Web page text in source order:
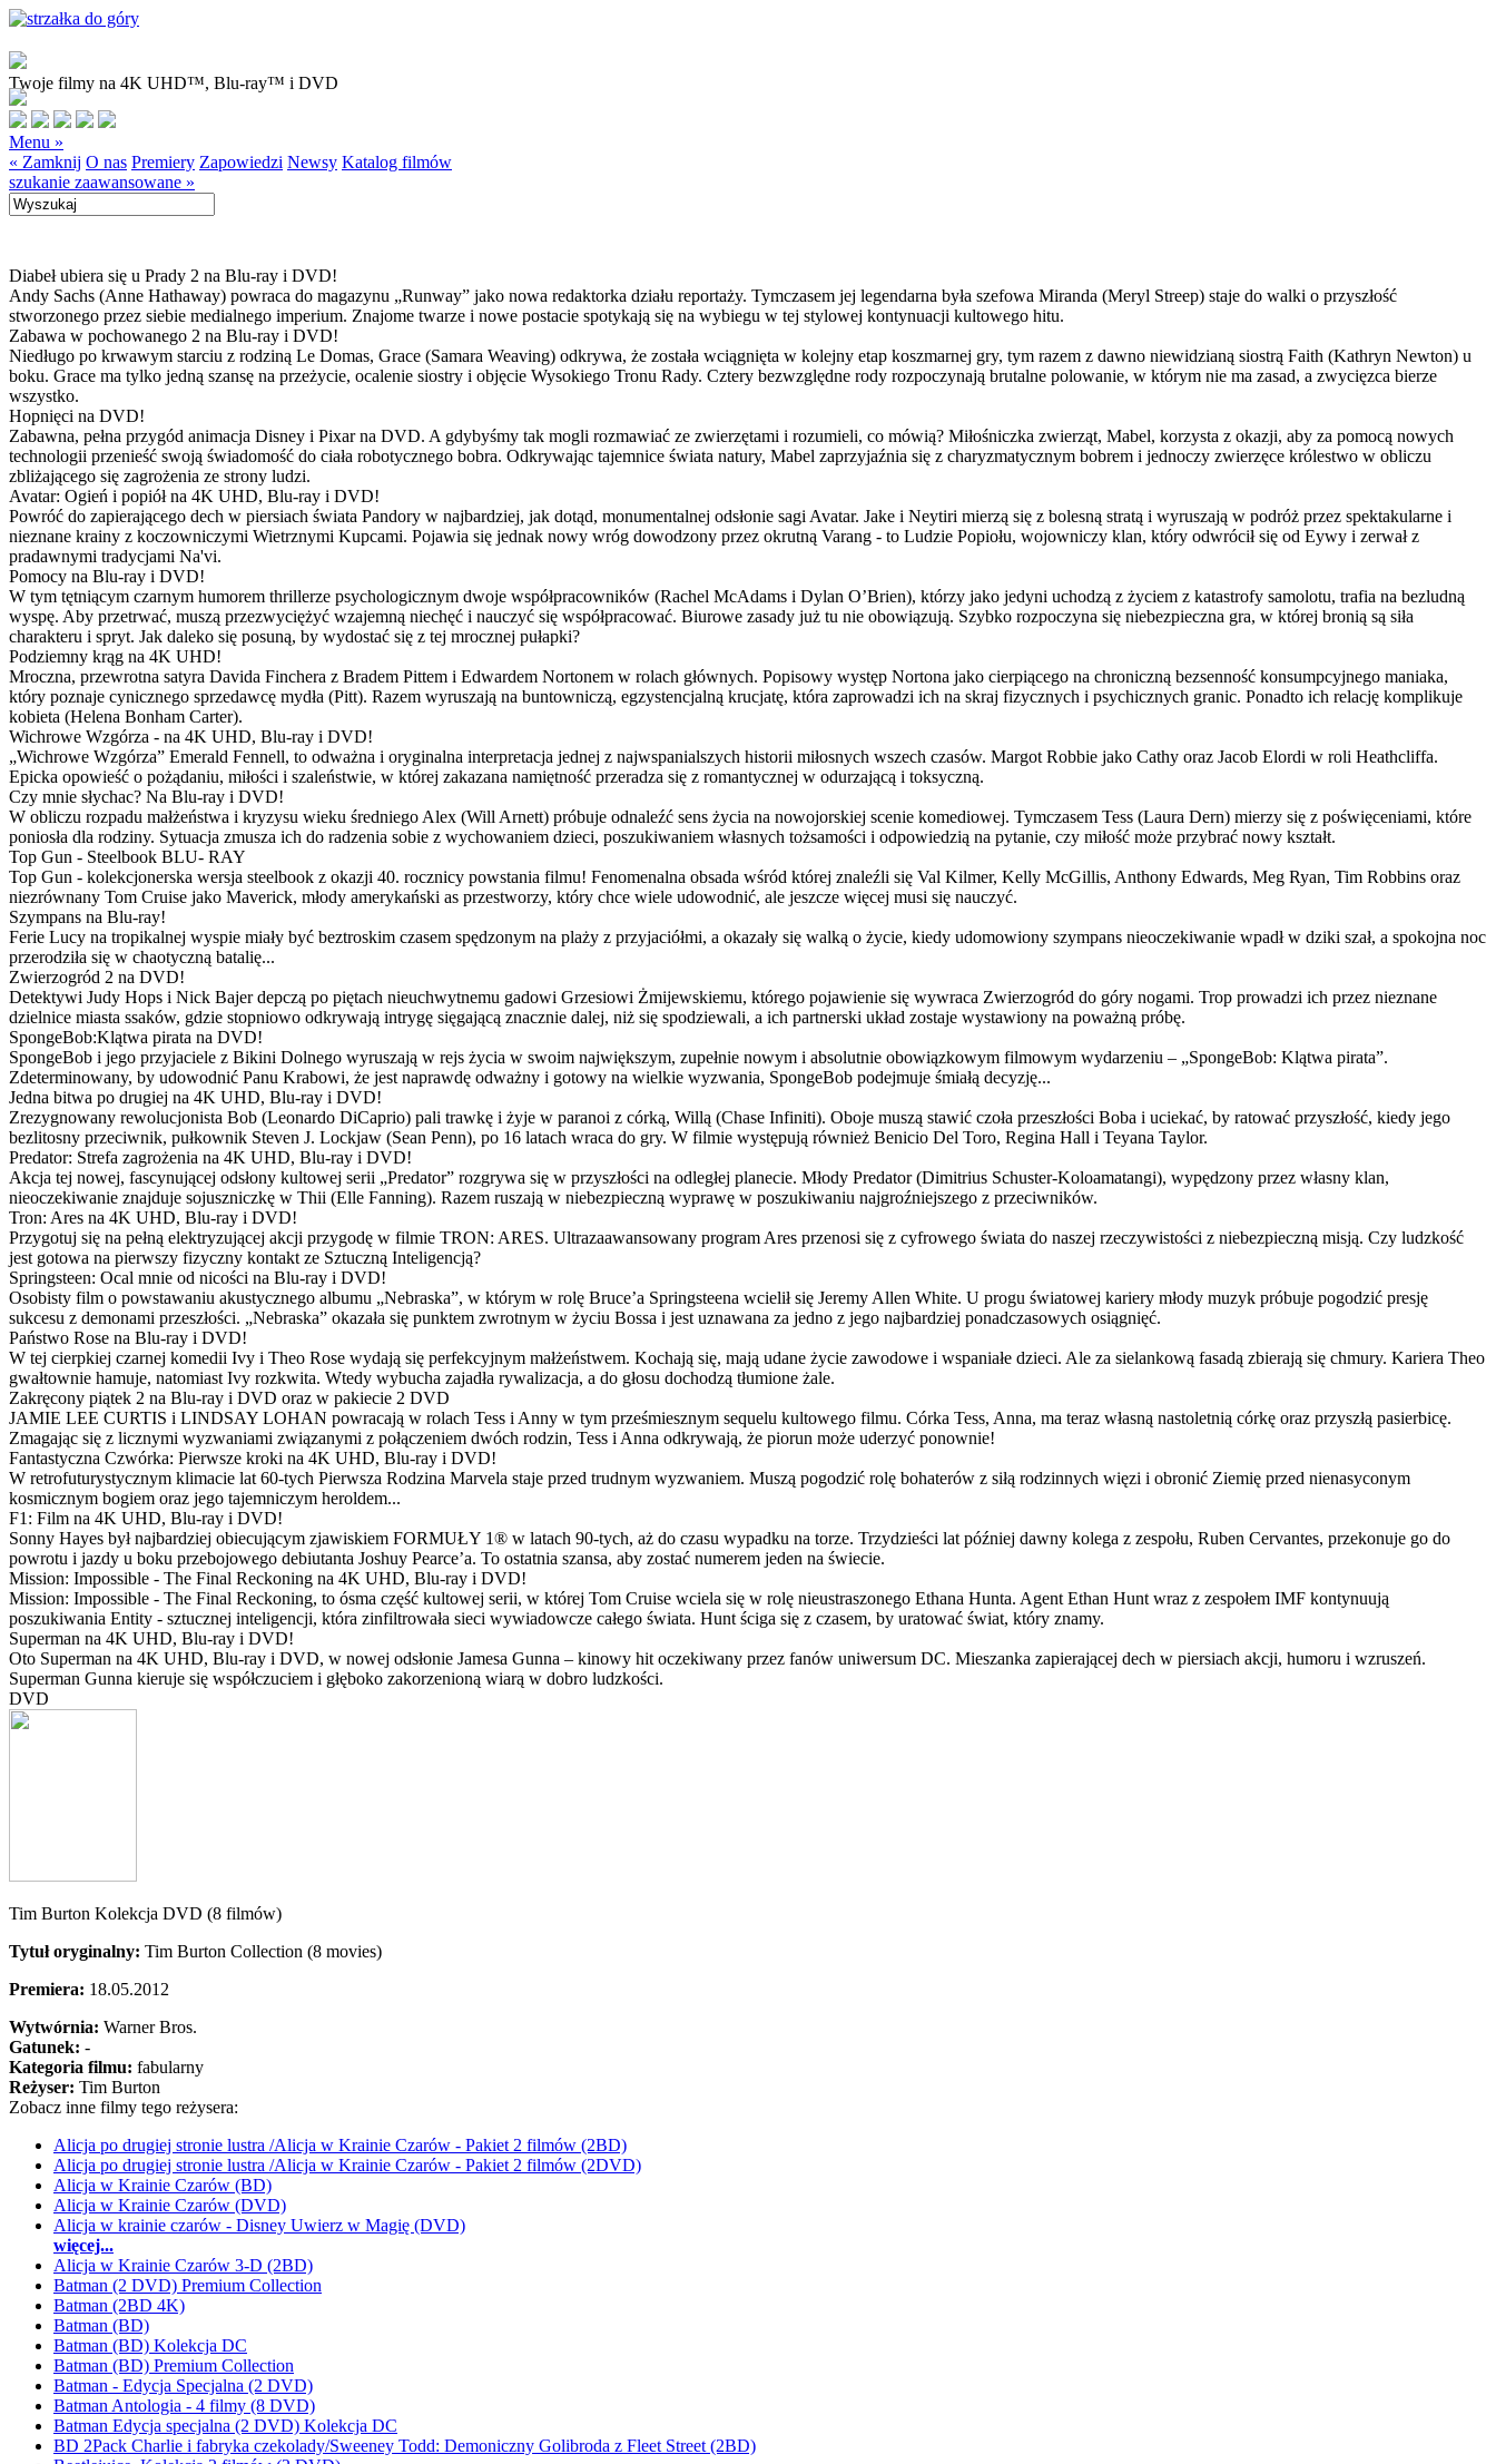
Twoje filmy na 4K UHD™, Blu-ray™ i DVD
Menu »
« Zamknij O nas Premiery Zapowiedzi Newsy Katalog filmów
szukanie zaawansowane »
Diabeł ubiera się u Prady 2 na Blu-ray i DVD!
Andy Sachs (Anne Hathaway) powraca do magazynu „Runway” jako nowa redaktorka działu reportaży. Tymczasem jej legendarna była szefowa Miranda (Meryl Streep) staje do walki o przyszłość
stworzonego przez siebie medialnego imperium. Znajome twarze i nowe postacie spotykają się na wybiegu w tej stylowej kontynuacji kultowego hitu.
Zabawa w pochowanego 2 na Blu-ray i DVD!
Niedługo po krwawym starciu z rodziną Le Domas, Grace (Samara Weaving) odkrywa, że została wciągnięta w kolejny etap koszmarnej gry, tym razem z dawno niewidzianą siostrą Faith (Kathryn Newton) u
boku. Grace ma tylko jedną szansę na przeżycie, ocalenie siostry i objęcie Wysokiego Tronu Rady. Cztery bezwzględne rody rozpoczynają brutalne polowanie, w którym nie ma zasad, a zwycięzca bierze
wszystko.
Hopnięci na DVD!
Zabawna, pełna przygód animacja Disney i Pixar na DVD. A gdybyśmy tak mogli rozmawiać ze zwierzętami i rozumieli, co mówią? Miłośniczka zwierząt, Mabel, korzysta z okazji, aby za pomocą nowych
technologii przenieść swoją świadomość do ciała robotycznego bobra. Odkrywając tajemnice świata natury, Mabel zaprzyjaźnia się z charyzmatycznym bobrem i jednoczy zwierzęce królestwo w obliczu
zbliżającego się zagrożenia ze strony ludzi.
Avatar: Ogień i popiół na 4K UHD, Blu-ray i DVD!
Powróć do zapierającego dech w piersiach świata Pandory w najbardziej, jak dotąd, monumentalnej odsłonie sagi Avatar. Jake i Neytiri mierzą się z bolesną stratą i wyruszają w podróż przez spektakularne i
nieznane krainy z koczowniczymi Wietrznymi Kupcami. Pojawia się jednak nowy wróg dowodzony przez okrutną Varang - to Ludzie Popiołu, wojowniczy klan, który odwrócił się od Eywy i zerwał z
pradawnymi tradycjami Na'vi.
Pomocy na Blu-ray i DVD!
W tym tętniącym czarnym humorem thrillerze psychologicznym dwoje współpracowników (Rachel McAdams i Dylan O’Brien), którzy jako jedyni uchodzą z życiem z katastrofy samolotu, trafia na bezludną
wyspę. Aby przetrwać, muszą przezwyciężyć wzajemną niechęć i nauczyć się współpracować. Biurowe zasady już tu nie obowiązują. Szybko rozpoczyna się niebezpieczna gra, w której bronią są siła
charakteru i spryt. Jak daleko się posuną, by wydostać się z tej mrocznej pułapki?
Podziemny krąg na 4K UHD!
Mroczna, przewrotna satyra Davida Finchera z Bradem Pittem i Edwardem Nortonem w rolach głównych. Popisowy występ Nortona jako cierpiącego na chroniczną bezsenność konsumpcyjnego maniaka,
który poznaje cynicznego sprzedawcę mydła (Pitt). Razem wyruszają na buntowniczą, egzystencjalną krucjatę, która zaprowadzi ich na skraj fizycznych i psychicznych granic. Ponadto ich relację komplikuje
kobieta (Helena Bonham Carter).
Wichrowe Wzgórza - na 4K UHD, Blu-ray i DVD!
„Wichrowe Wzgórza” Emerald Fennell, to odważna i oryginalna interpretacja jednej z najwspanialszych historii miłosnych wszech czasów. Margot Robbie jako Cathy oraz Jacob Elordi w roli Heathcliffa.
Epicka opowieść o pożądaniu, miłości i szaleństwie, w której zakazana namiętność przeradza się z romantycznej w odurzającą i toksyczną.
Czy mnie słychac? Na Blu-ray i DVD!
W obliczu rozpadu małżeństwa i kryzysu wieku średniego Alex (Will Arnett) próbuje odnaleźć sens życia na nowojorskiej scenie komediowej. Tymczasem Tess (Laura Dern) mierzy się z poświęceniami, które
poniosła dla rodziny. Sytuacja zmusza ich do radzenia sobie z wychowaniem dzieci, poszukiwaniem własnych tożsamości i odpowiedzią na pytanie, czy miłość może przybrać nowy kształt.
Top Gun - Steelbook BLU- RAY
Top Gun - kolekcjonerska wersja steelbook z okazji 40. rocznicy powstania filmu! Fenomenalna obsada wśród której znaleźli się Val Kilmer, Kelly McGillis, Anthony Edwards, Meg Ryan, Tim Robbins oraz
niezrównany Tom Cruise jako Maverick, młody amerykański as przestworzy, który chce wiele udowodnić, ale jeszcze więcej musi się nauczyć.
Szympans na Blu-ray!
Ferie Lucy na tropikalnej wyspie miały być beztroskim czasem spędzonym na plaży z przyjaciółmi, a okazały się walką o życie, kiedy udomowiony szympans nieoczekiwanie wpadł w dziki szał, a spokojna noc
przerodziła się w chaotyczną batalię...
Zwierzogród 2 na DVD!
Detektywi Judy Hops i Nick Bajer depczą po piętach nieuchwytnemu gadowi Grzesiowi Żmijewskiemu, którego pojawienie się wywraca Zwierzogród do góry nogami. Trop prowadzi ich przez nieznane
dzielnice miasta ssaków, gdzie stopniowo odkrywają intrygę sięgającą znacznie dalej, niż się spodziewali, a ich partnerski układ zostaje wystawiony na poważną próbę.
SpongeBob:Klątwa pirata na DVD!
SpongeBob i jego przyjaciele z Bikini Dolnego wyruszają w rejs życia w swoim największym, zupełnie nowym i absolutnie obowiązkowym filmowym wydarzeniu – „SpongeBob: Klątwa pirata”.
Zdeterminowany, by udowodnić Panu Krabowi, że jest naprawdę odważny i gotowy na wielkie wyzwania, SpongeBob podejmuje śmiałą decyzję...
Jedna bitwa po drugiej na 4K UHD, Blu-ray i DVD!
Zrezygnowany rewolucjonista Bob (Leonardo DiCaprio) pali trawkę i żyje w paranoi z córką, Willą (Chase Infiniti). Oboje muszą stawić czoła przeszłości Boba i uciekać, by ratować przyszłość, kiedy jego
bezlitosny przeciwnik, pułkownik Steven J. Lockjaw (Sean Penn), po 16 latach wraca do gry. W filmie występują również Benicio Del Toro, Regina Hall i Teyana Taylor.
Predator: Strefa zagrożenia na 4K UHD, Blu-ray i DVD!
Akcja tej nowej, fascynującej odsłony kultowej serii „Predator” rozgrywa się w przyszłości na odległej planecie. Młody Predator (Dimitrius Schuster-Koloamatangi), wypędzony przez własny klan,
nieoczekiwanie znajduje sojuszniczkę w Thii (Elle Fanning). Razem ruszają w niebezpieczną wyprawę w poszukiwaniu najgroźniejszego z przeciwników.
Tron: Ares na 4K UHD, Blu-ray i DVD!
Przygotuj się na pełną elektryzującej akcji przygodę w filmie TRON: ARES. Ultrazaawansowany program Ares przenosi się z cyfrowego świata do naszej rzeczywistości z niebezpieczną misją. Czy ludzkość
jest gotowa na pierwszy fizyczny kontakt ze Sztuczną Inteligencją?
Springsteen: Ocal mnie od nicości na Blu-ray i DVD!
Osobisty film o powstawaniu akustycznego albumu „Nebraska”, w którym w rolę Bruce’a Springsteena wcielił się Jeremy Allen White. U progu światowej kariery młody muzyk próbuje pogodzić presję
sukcesu z demonami przeszłości. „Nebraska” okazała się punktem zwrotnym w życiu Bossa i jest uznawana za jedno z jego najbardziej ponadczasowych osiągnięć.
Państwo Rose na Blu-ray i DVD!
W tej cierpkiej czarnej komedii Ivy i Theo Rose wydają się perfekcyjnym małżeństwem. Kochają się, mają udane życie zawodowe i wspaniałe dzieci. Ale za sielankową fasadą zbierają się chmury. Kariera Theo
gwałtownie hamuje, natomiast Ivy rozkwita. Wtedy wybucha zajadła rywalizacja, a do głosu dochodzą tłumione żale.
Zakręcony piątek 2 na Blu-ray i DVD oraz w pakiecie 2 DVD
JAMIE LEE CURTIS i LINDSAY LOHAN powracają w rolach Tess i Anny w tym prześmiesznym sequelu kultowego filmu. Córka Tess, Anna, ma teraz własną nastoletnią córkę oraz przyszłą pasierbicę.
Zmagając się z licznymi wyzwaniami związanymi z połączeniem dwóch rodzin, Tess i Anna odkrywają, że piorun może uderzyć ponownie!
Fantastyczna Czwórka: Pierwsze kroki na 4K UHD, Blu-ray i DVD!
W retrofuturystycznym klimacie lat 60-tych Pierwsza Rodzina Marvela staje przed trudnym wyzwaniem. Muszą pogodzić rolę bohaterów z siłą rodzinnych więzi i obronić Ziemię przed nienasyconym
kosmicznym bogiem oraz jego tajemniczym heroldem...
F1: Film na 4K UHD, Blu-ray i DVD!
Sonny Hayes był najbardziej obiecującym zjawiskiem FORMUŁY 1® w latach 90-tych, aż do czasu wypadku na torze. Trzydzieści lat później dawny kolega z zespołu, Ruben Cervantes, przekonuje go do
powrotu i jazdy u boku przebojowego debiutanta Joshuy Pearce’a. To ostatnia szansa, aby zostać numerem jeden na świecie.
Mission: Impossible - The Final Reckoning na 4K UHD, Blu-ray i DVD!
Mission: Impossible - The Final Reckoning, to ósma część kultowej serii, w której Tom Cruise wciela się w rolę nieustraszonego Ethana Hunta. Agent Ethan Hunt wraz z zespołem IMF kontynuują
poszukiwania Entity - sztucznej inteligencji, która zinfiltrowała sieci wywiadowcze całego świata. Hunt ściga się z czasem, by uratować świat, który znamy.
Superman na 4K UHD, Blu-ray i DVD!
Oto Superman na 4K UHD, Blu-ray i DVD, w nowej odsłonie Jamesa Gunna – kinowy hit oczekiwany przez fanów uniwersum DC. Mieszanka zapierającej dech w piersiach akcji, humoru i wzruszeń.
Superman Gunna kieruje się współczuciem i głęboko zakorzenioną wiarą w dobro ludzkości.
DVD
Tim Burton Kolekcja DVD (8 filmów)
Tytuł oryginalny: Tim Burton Collection (8 movies)
Premiera: 18.05.2012
Wytwórnia: Warner Bros.
Gatunek: -
Kategoria filmu: fabularny
Reżyser: Tim Burton
Zobacz inne filmy tego reżysera:
Alicja po drugiej stronie lustra /Alicja w Krainie Czarów - Pakiet 2 filmów (2BD)
Alicja po drugiej stronie lustra /Alicja w Krainie Czarów - Pakiet 2 filmów (2DVD)
Alicja w Krainie Czarów (BD)
Alicja w Krainie Czarów (DVD)
Alicja w krainie czarów - Disney Uwierz w Magię (DVD)
więcej...
Alicja w Krainie Czarów 3-D (2BD)
Batman (2 DVD) Premium Collection
Batman (2BD 4K)
Batman (BD)
Batman (BD) Kolekcja DC
Batman (BD) Premium Collection
Batman - Edycja Specjalna (2 DVD)
Batman Antologia - 4 filmy (8 DVD)
Batman Edycja specjalna (2 DVD) Kolekcja DC
BD 2Pack Charlie i fabryka czekolady/Sweeney Todd: Demoniczny Golibroda z Fleet Street (2BD)